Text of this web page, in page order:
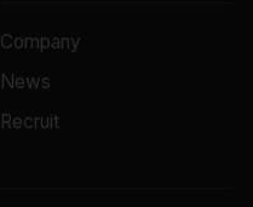
Company
News
Recruit